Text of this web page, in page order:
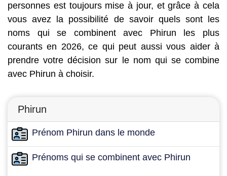
personnes est toujours mise à jour, et grâce à cela
vous avez la possibilité de savoir quels sont les
noms qui se combinent avec Phirun les plus
courants en 2026, ce qui peut aussi vous aider à
prendre votre décision sur le nom qui se combine
avec Phirun à choisir.
Phirun
Prénom Phirun dans le monde
Prénoms qui se combinent avec Phirun